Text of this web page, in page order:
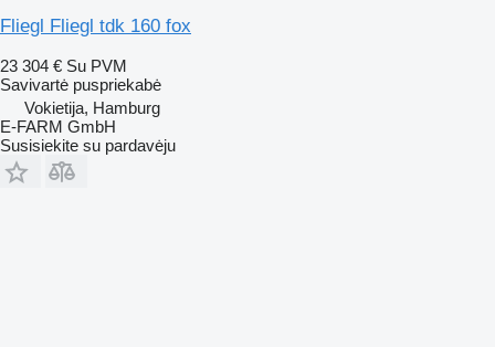
Fliegl Fliegl tdk 160 fox
23 304 € Su PVM
Savivartė puspriekabė
Vokietija, Hamburg
E-FARM GmbH
Susisiekite su pardavėju